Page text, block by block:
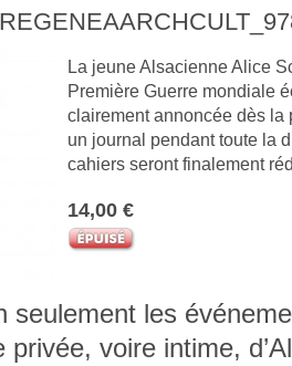
La jeune Alsacienne Alice
Première Guerre mondiale
clairement annoncée dès
un journal pendant toute la
cahiers seront finalement
14,00 €
seulement les
privée, voire intime,